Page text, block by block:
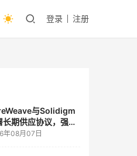
登录 注册
与Solidigm
长期供应协议，强化
化人工智能云平台
年08月07日